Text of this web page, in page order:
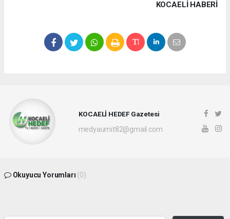
KOCAELI HABERİ
KOCAELİ HEDEF Gazetesi
medyaumit82@gmail.com
Okuyucu Yorumları (0)